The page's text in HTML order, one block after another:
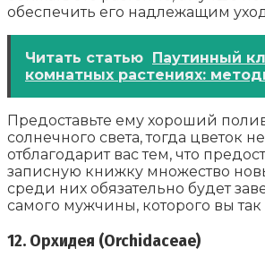
обеспечить его надлежащим
Читать статью
Паутинный
комнатных растениях:
Предоставьте ему хороший
солнечного света, тогда цветок
отблагодарит вас тем, что
записную книжку множество
среди них обязательно будет
самого мужчины, которого вы
12. Орхидея (Orchidaceae)